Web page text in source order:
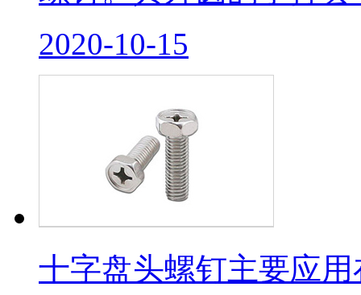
2020-10-15
十字盘头螺钉主要应